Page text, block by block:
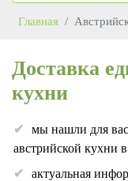
Главная
Доставка
кухни
мы нашли для вас
австрийской кухни
актуальная